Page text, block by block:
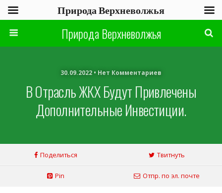
Природа Верхневолжья
30.09.2022 • Нет Комментариев
В Отрасль ЖКХ Будут Привлечены
Дополнительные Инвестиции.
Поделиться Твитнуть
Pin Отпр. по эл. почте
Природа Верхневолжья